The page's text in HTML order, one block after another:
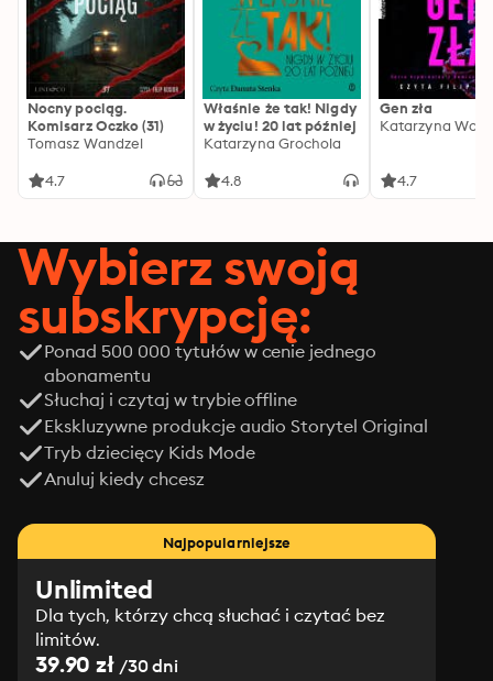
Nocny pociąg.
Komisarz Oczko (31)
Tomasz Wandzel
4.7
Właśnie że tak! Nigdy
w życiu! 20 lat później
Katarzyna Grochola
4.8
Gen zła
Katarzyna
4.7
Wybierz swoją
subskrypcję:
Ponad 500 000 tytułów w cenie jednego
abonamentu
Słuchaj i czytaj w trybie offline
Ekskluzywne produkcje audio Storytel Original
Tryb dziecięcy Kids Mode
Anuluj kiedy chcesz
Najpopularniejsze
Unlimited
Dla tych, którzy chcą słuchać i czytać bez
limitów.
39.90 zł/30 dni